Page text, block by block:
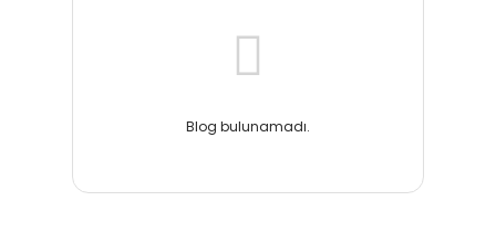
Blog bulunamadı.